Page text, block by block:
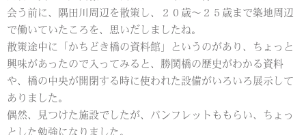
会う前に、隅田川周辺を散策し、２０歳～２５歳まで築地周辺
で働いていたころを、思いだしましたね。
散策途中に「かちどき橋の資料館」というのがあり、ちょっと
興味があったので入ってみると、勝鬨橋の歴史がわかる資料
や、橋の中央が開閉する時に使われた設備がいろいろ展示して
ありました。
偶然、見つけた施設でしたが、パンフレットももらい、ちょっ